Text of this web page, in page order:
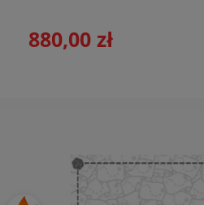
880,00 zł